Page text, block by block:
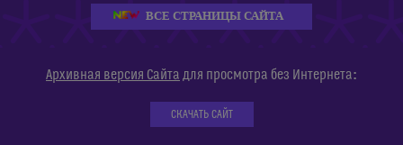
ВСЕ СТРАНИЦЫ САЙТА
Архивная версия Сайта для просмотра без Интернета:
СКАЧАТЬ САЙТ